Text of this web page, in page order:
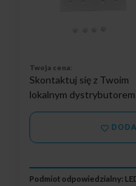
Twoja cena:
Skontaktuj się z Twoim
lokalnym dystrybutorem
Podmiot odpowiedzialny: